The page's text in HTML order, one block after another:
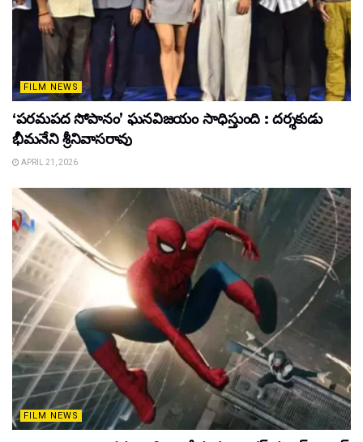
FILM NEWS
‘పరమపద సోపానం’ ఘనవిజయం సాధిస్తుంది : దర్శకుడు
భీమనేని శ్రీనివాసరావు
APRIL 21, 2026
FILM NEWS